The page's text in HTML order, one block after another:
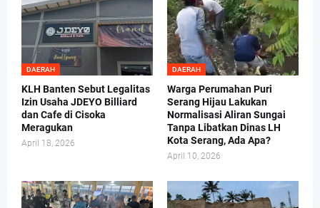
DAERAH
KLH Banten Sebut Legalitas
Izin Usaha JDEYO Billiard
dan Cafe di Cisoka
Meragukan
April 18, 2026
DAERAH
Warga Perumahan Puri
Serang Hijau Lakukan
Normalisasi Aliran Sungai
Tanpa Libatkan Dinas LH
Kota Serang, Ada Apa?
April 10, 2026